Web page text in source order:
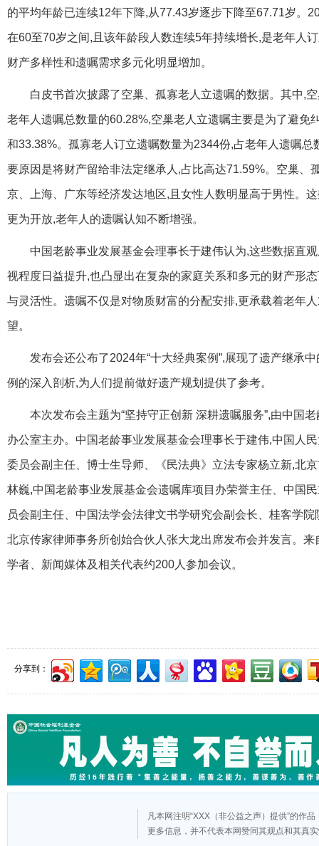
的平均年龄已连续12年下降,从77.43岁逐步下降至67.71岁。
在60至70岁之间,且该年龄段人数连续5年持续增长,是老年人
财产多样性和遗嘱需求多元化明显增加。
白皮书首次披露了空巢、孤寡老人立遗嘱的数据。其中,
老年人遗嘱总数量的60.28%,空巢老人立遗嘱主要是为了避免
和33.38%。孤寡老人订立遗嘱数量为2344份,占老年人遗嘱
要原因是将财产留给非法定继承人,占比高达71.59%。空巢、
京、上海、广东等经济发达地区,且女性人数明显高于男性。
更为开放,老年人的遗嘱认知不断增强。
中国老龄事业发展基金会理事长于建伟认为,这些数据直
视程度日益提升,也凸显出在复杂的家庭关系和多元的财产形
与灵活性。遗嘱不仅是对物质财富的分配安排,更承载着老年
望。
发布会还公布了2024年“十大经典案例”,展现了遗产继承
例的深入剖析,为人们提前做好遗产规划提供了参考。
本次发布会主题为“坚持守正创新 深耕遗嘱服务”,由中国
办公室主办。中国老龄事业发展基金会理事长于建伟,中国人
委员会副主任、博士生导师、《民法典》立法专家杨立新,北
林巍,中国老龄事业发展基金会遗嘱库项目办荣誉主任、中国
员会副主任、中国法学会法律文书学研究会副会长、桂客学
北京传家律师事务所创始合伙人张大龙出席发布会并发言。
学者、新闻媒体及相关代表约200人参加会议。
分享到：
凡本网注明“XXX（非公益之声）提供”的作
更多信息，并不代表本网赞同其观点和其真